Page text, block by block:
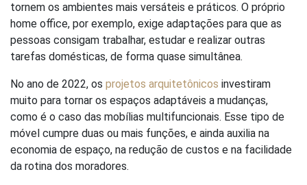
tornem os ambientes mais versáteis e práticos. O próprio
home office, por exemplo, exige adaptações para que as
pessoas consigam trabalhar, estudar e realizar outras
tarefas domésticas, de forma quase simultânea.
No ano de 2022, os projetos arquitetônicos investiram
muito para tornar os espaços adaptáveis a mudanças,
como é o caso das mobílias multifuncionais. Esse tipo de
móvel cumpre duas ou mais funções, e ainda auxilia na
economia de espaço, na redução de custos e na facilidade
da rotina dos moradores.